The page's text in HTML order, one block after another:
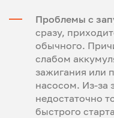
Проблемы с
сразу,
обычного.
слабом
зажигания или
насосом. Из-за
недостаточно
быстрого